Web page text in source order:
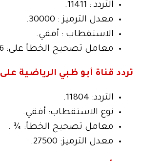
التردد : 11411.
معدل الترميز : 30000.
الاستقطاب : أفقي.
معامل تصحيح الخطأ على: 5/6.
تردد قناة أبو ظبي الرياضية
التردد: 11804.
نوع الاستقطاب: أفقي.
معامل تصحيح الخطأ: ¾ .
معدل الترميز: 27500.